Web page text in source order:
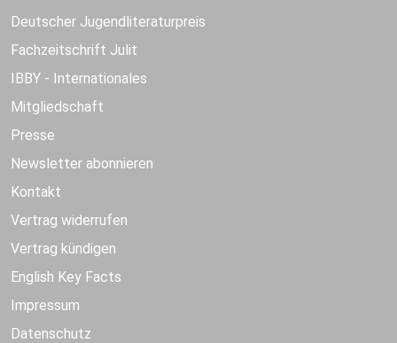
Deutscher Jugendliteraturpreis
Fachzeitschrift Julit
IBBY - Internationales
Mitgliedschaft
Presse
Newsletter abonnieren
Kontakt
Vertrag widerrufen
Vertrag kündigen
English Key Facts
Impressum
Datenschutz